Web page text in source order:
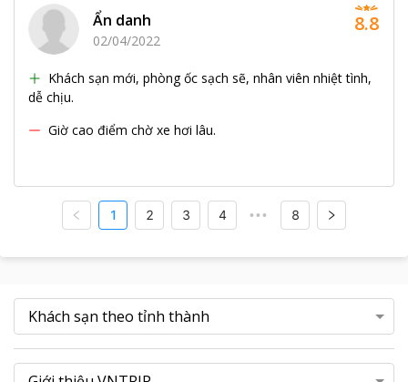
Ẩn danh
02/04/2022
Khách sạn mới, phòng ốc sạch sẽ, nhân viên nhiệt tình,
dễ chịu.
Giờ cao điểm chờ xe hơi lâu.
8.8
1 2 3 4 ••• 8